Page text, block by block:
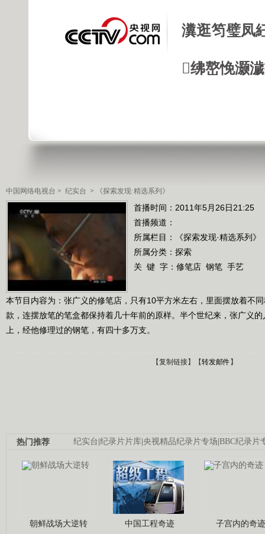
瀵逛笉璧凤
绋嶅悗灏
中国网络电视台 > 纪实台 > 《探索发现·精选系列》
首播时间：2011年5月26日21:25
首播频道：
所属栏目：
《探索发现·精选系列》
所属分类：探索
关 键 字： 修笔店 钢笔 手艺
本节目内容为：张广义的修笔店，只有10平方米左右，里面摆放着不
款，连摆放笔的笔盒都保持着几十年前的原样。半个世纪来，张广义
上，经他修理过的钢笔，有四十多万支。
【复制链接】【转发邮件】
纪实台|纪录片片库|央视精品纪录片专场|BBC纪录片
热门推荐
朝鲜战场大逆转 中国工程奇迹 子宫内的奇迹